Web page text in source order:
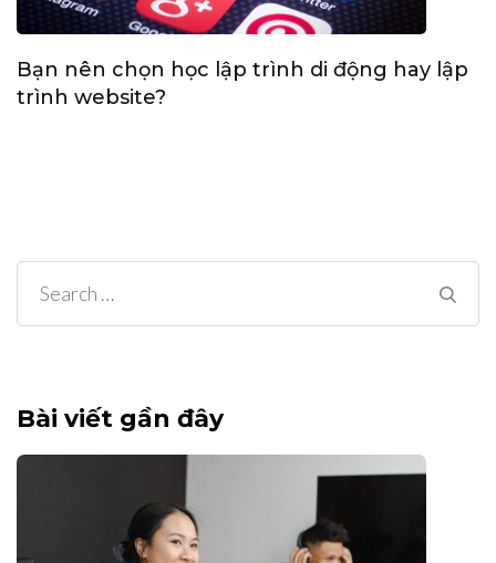
Bạn nên chọn học lập trình di động hay lập
trình website?
Search
for:
Bài viết gần đây